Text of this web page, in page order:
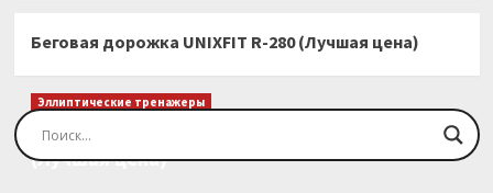
Беговая дорожка UNIXFIT R-280 (Лучшая цена)
Эллиптические тренажеры
Эллиптический тренажер EVO FITNESS Orion
(Лучшая цена)